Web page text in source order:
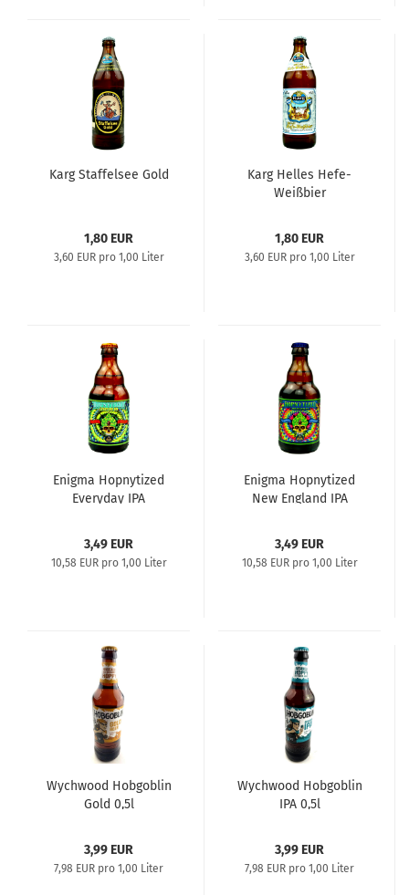
Karg Staffelsee Gold
1,80 EUR
3,60 EUR pro 1,00 Liter
Karg Helles Hefe-
Weißbier
1,80 EUR
3,60 EUR pro 1,00 Liter
Enigma Hopnytized
Everyday IPA
3,49 EUR
10,58 EUR pro 1,00 Liter
Enigma Hopnytized
New England IPA
3,49 EUR
10,58 EUR pro 1,00 Liter
Wychwood Hobgoblin
Gold 0,5l
3,99 EUR
7,98 EUR pro 1,00 Liter
Wychwood Hobgoblin
IPA 0,5l
3,99 EUR
7,98 EUR pro 1,00 Liter